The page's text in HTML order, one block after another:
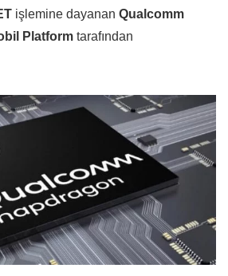
işlemine dayanan Qualcomm
Platform tarafından